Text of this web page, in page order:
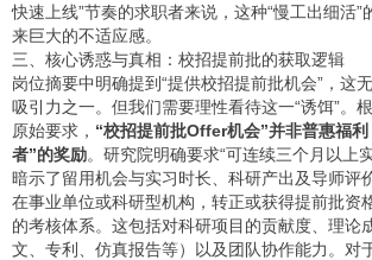
快速上线”节奏的求职者来说，这种“慢工出细活”
来巨大的不适应感。
三、核心诱惑与真相：校招提前批的获取逻辑
岗位摘要中明确提到“提供校招提前批机会”，这
吸引力之一。但我们需要理性看待这一“诱饵”。
原始要求， “校招提前批Offer机会”并非普惠福
者”的奖励。研究院明确要求“可连续三个月以上
暗示了留用机会与实习时长、科研产出及导师评
在事业单位或科研型机构，转正或获得提前批资
的考核体系。这包括对科研项目的贡献度、理论
文、专利、仿真报告等）以及团队协作能力。对